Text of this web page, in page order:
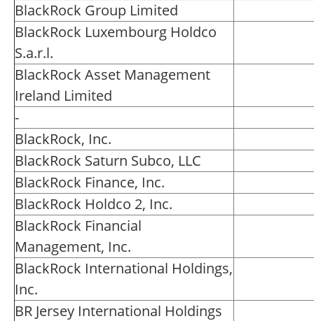
BlackRock Group Limited
BlackRock Luxembourg Holdco
S.a.r.l.
BlackRock Asset Management
Ireland Limited
-
BlackRock, Inc.
BlackRock Saturn Subco, LLC
BlackRock Finance, Inc.
BlackRock Holdco 2, Inc.
BlackRock Financial
Management, Inc.
BlackRock International Holdings,
Inc.
BR Jersey International Holdings